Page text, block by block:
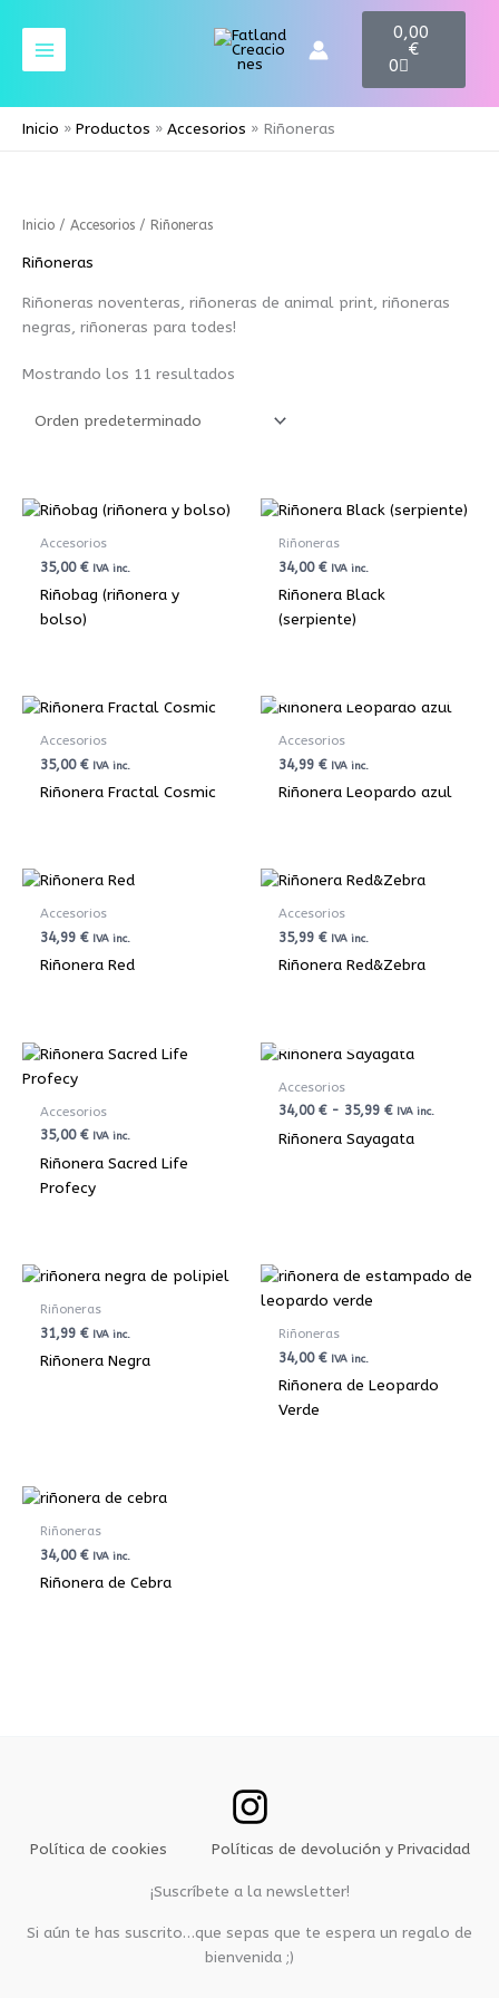
contenido
0,00
€
0
C
a
t
Inicio Productos Accesorios Riñoneras
Inicio / Accesorios / Riñoneras
Riñoneras
Riñoneras noventeras, riñoneras de animal print, riñoneras
negras, riñoneras para todes!
Mostrando los 11 resultados
Accesorios
35,00€ IVA inc.
Riñobag (riñonera y
bolso)
Riñoneras
34,00€ IVA inc.
Riñonera Black
(serpiente)
Accesorios
35,00€ IVA inc.
Riñonera Fractal Cosmic
Accesorios
34,99€ IVA inc.
Riñonera Leopardo azul
Accesorios
34,99€ IVA inc.
Riñonera Red
Accesorios
35,99€ IVA inc.
Riñonera Red&Zebra
Accesorios
35,00€ IVA inc.
Riñonera Sacred Life
Profecy
Accesorios
34,00€ - 35,99€
Rango
desde
hasta
IVA inc.
Riñonera Sayagata
Riñoneras
31,99€ IVA inc.
Riñonera Negra
Riñoneras
34,00€ IVA inc.
Riñonera de Leopardo
Verde
Riñoneras
34,00€ IVA inc.
Riñonera de Cebra
Política de cookies Políticas de devolución y Privacidad
¡Suscríbete a la newsletter!
Si aún te has suscrito…que sepas que te espera un regalo de
bienvenida ;)